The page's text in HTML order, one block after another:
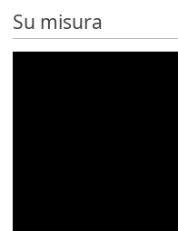
Su misura